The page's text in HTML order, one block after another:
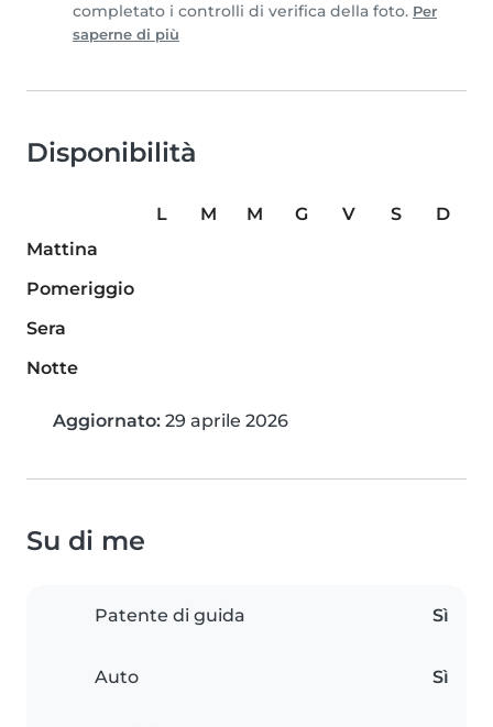
completato i controlli di verifica della foto. Per
saperne di più
Disponibilità
L M M G V S
D
Mattina
Pomeriggio
Sera
Notte
Aggiornato: 29 aprile 2026
Su di me
Patente di guida Sì
Auto Sì